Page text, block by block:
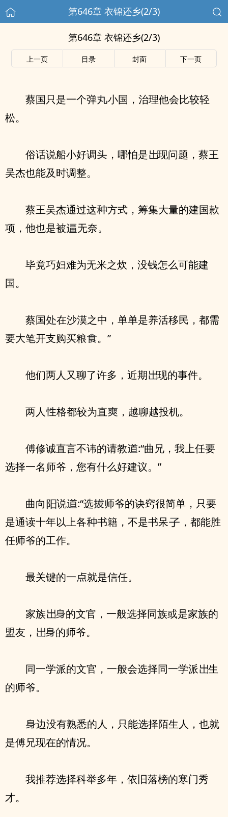
第646章 衣锦还乡(2/3)
第646章 衣锦还乡(2/3)
上一页 目录 封面 下一页
蔡国只是一个弹
小国，治理他会比较轻
松。
俗话说船小好调 ，哪怕是
现问题，蔡王
吴杰也能及时调整。
蔡王吴杰通过这
方式，筹集大量的建国款
项，他也是被
无奈。
毕竟巧妇难为无米之炊，没钱怎么可能建
国。
蔡国
在沙漠之中，单单是养活移民，都需
要大笔开支购买粮
。”
他们两人又聊了许多，近期 现的事件。
两人 格都较为直 ，越聊越投机。
傅修诚直言不讳的请教
:“曲兄，我上任要
选择一名师爷，您有什么好建议。”
曲向 说 :“选
师爷的诀窍很简单，只要
是通读十年以上各
书籍，不是书呆
，都能胜
任师爷的工作。
最关键的一 就是信任。
家族
的文官，一般选择同族或是家族的
盟友，
的师爷。
同一学派的文官，一般会选择同一学派
生
的师爷。
边没有熟悉的人，只能选择陌生人，也就
是傅兄现在的情况。
我推荐选择科举多年，依旧落榜的寒门秀
才。